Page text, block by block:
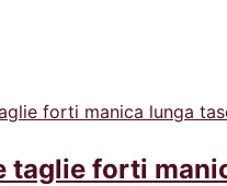
taglie forti